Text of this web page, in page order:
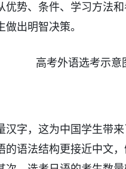
优势、条件、学习方法
出明智决策。
汉字，这为中国学生带
的语法结构更接近中文